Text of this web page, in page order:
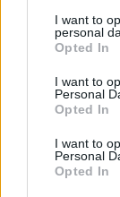
I want to
personal
Opted In
I want to
Personal
Opted In
I want to
Personal
Opted In
City